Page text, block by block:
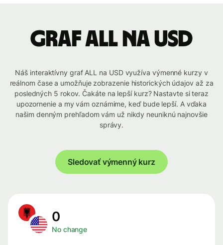
graf ALL na USD
Náš interaktívny graf ALL na USD využíva výmenné kurzy v
reálnom čase a umožňuje zobrazenie historických údajov až za
posledných 5 rokov. Čakáte na lepší kurz? Nastavte si teraz
upozornenie a my vám oznámime, keď bude lepší. A vďaka
našim denným prehľadom vám už nikdy neuniknú najnovšie
správy.
Sledovať výmenný kurz
0
No change